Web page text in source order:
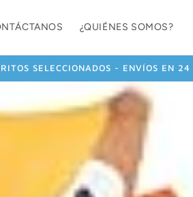
¿QUIÉNES SOMOS?
SELECCIONADOS - ENVÍOS EN